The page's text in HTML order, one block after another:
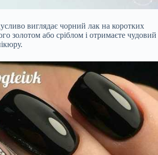
виглядає чорний лак на коротких
золотом або сріблом і отримаєте чудовий